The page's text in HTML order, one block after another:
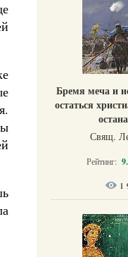
Бремя меча и
остаться
Свящ.
Рейтинг:
1